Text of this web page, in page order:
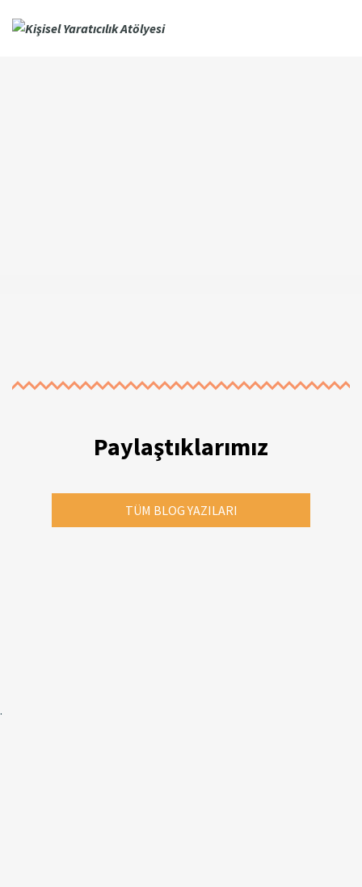
Paylaştıklarımız
TÜM BLOG YAZILARI
.